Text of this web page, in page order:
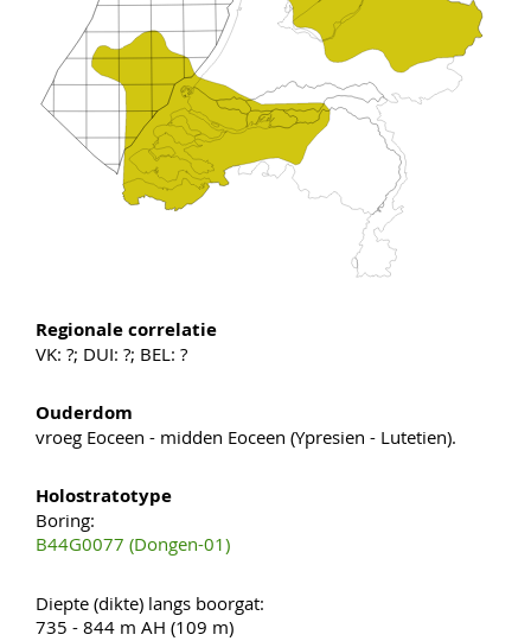
Regionale correlatie
VK: ?; DUI: ?; BEL: ?
Ouderdom
vroeg Eoceen - midden Eoceen (Ypresien - Lutetien).
Holostratotype
Boring:
B44G0077 (Dongen-01)
Diepte (dikte) langs boorgat:
735 - 844 m AH (109 m)